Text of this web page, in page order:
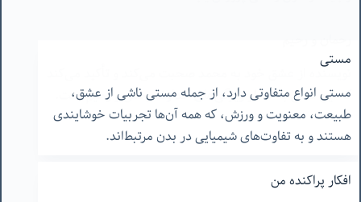
مستی
مستی انواع متفاوتی دارد، از جمله مستی ناشی از عشق،
طبیعت، معنویت و ورزش، که همه آن‌ها تجربیات خوشایندی
هستند و به تفاوت‌های شیمیایی در بدن مرتبط‌اند.
افکار پراکنده من